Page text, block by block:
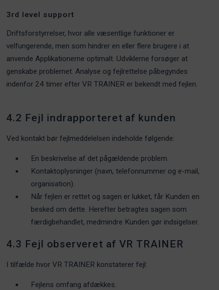
3rd level support
Driftsforstyrrelser, hvor alle væsentlige funktioner er
velfungerende, men som hindrer en eller flere brugere i at
anvende Applikationerne optimalt. Udviklerne forsøger at
genskabe problemet. Analyse og fejlrettelse påbegyndes
indenfor 24 timer efter VR TRAINER er bekendt med fejlen.
4.2 Fejl indrapporteret af kunden
Ved kontakt bør fejlmeddelelsen indeholde følgende:
En beskrivelse af det pågældende problem.
Kontaktoplysninger (navn, telefonnummer og e-mail,
organisation).
Når fejlen er rettet og sagen er lukket, får Kunden en
besked om dette. Herefter betragtes sagen som
færdigbehandlet, medmindre Kunden gør indsigelser.
4.3 Fejl observeret af VR TRAINER
I tilfælde hvor VR TRAINER konstaterer fejl:
Fejlens omfang afdækkes.